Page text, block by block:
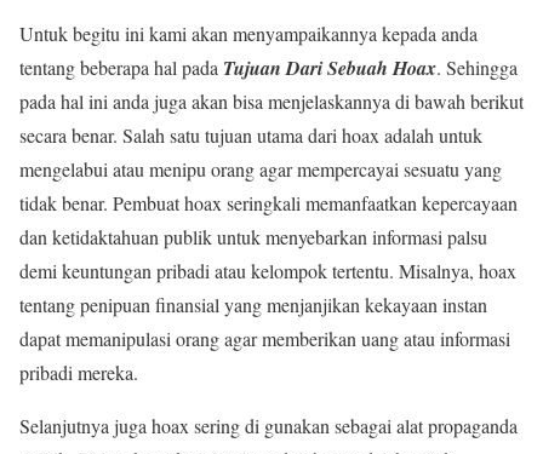
Untuk begitu ini kami akan menyampaikannya kepada anda
tentang beberapa hal pada Tujuan Dari Sebuah Hoax. Sehingga
pada hal ini anda juga akan bisa menjelaskannya di bawah berikut
secara benar. Salah satu tujuan utama dari hoax adalah untuk
mengelabui atau menipu orang agar mempercayai sesuatu yang
tidak benar. Pembuat hoax seringkali memanfaatkan kepercayaan
dan ketidaktahuan publik untuk menyebarkan informasi palsu
demi keuntungan pribadi atau kelompok tertentu. Misalnya, hoax
tentang penipuan finansial yang menjanjikan kekayaan instan
dapat memanipulasi orang agar memberikan uang atau informasi
pribadi mereka.
Selanjutnya juga hoax sering di gunakan sebagai alat propaganda